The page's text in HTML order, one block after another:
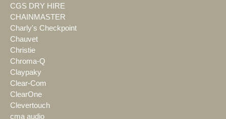
CGS DRY HIRE
CHAINMASTER
Charly's Checkpoint
Chauvet
Christie
Chroma-Q
Claypaky
Clear-Com
ClearOne
Clevertouch
cma audio